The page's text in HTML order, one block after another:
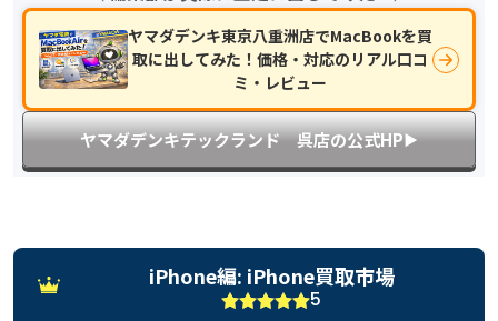
ヤマダデンキテックランド 呉店の公式HP▶︎
ヤマダデンキ東京八重洲店でMacBookを買
取に出してみた！価格・対応のリアル口コ
ミ・レビュー
iPhone編: iPhone買取市場
5